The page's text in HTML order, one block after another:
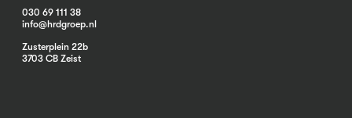
030 69 111 38
info@hrdgroep.nl
Zusterplein 22b
3703 CB Zeist